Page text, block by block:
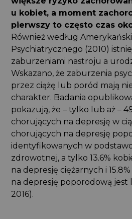
u kobiet, a moment
pierwszy to często czas
Również według
Psychiatrycznego (2010)
zaburzeniami nastroju a
Wskazano, że zaburzenia
przez ciążę lub poród mają
charakter. Badania
pokazują, że – tylko lub aż –
chorujących na depresję w
chorujących na depresję
identyfikowanych w
zdrowotnej, a tylko 13.6%
na depresję ciężarnych i
na depresję poporodową jest
2016).